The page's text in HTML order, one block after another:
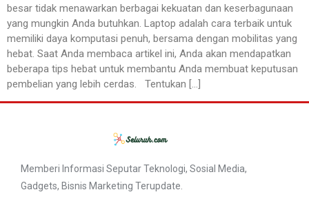
besar tidak menawarkan berbagai kekuatan dan keserbagunaan
yang mungkin Anda butuhkan. Laptop adalah cara terbaik untuk
memiliki daya komputasi penuh, bersama dengan mobilitas yang
hebat. Saat Anda membaca artikel ini, Anda akan mendapatkan
beberapa tips hebat untuk membantu Anda membuat keputusan
pembelian yang lebih cerdas. Tentukan […]
Memberi Informasi Seputar Teknologi, Sosial Media,
Gadgets, Bisnis Marketing Terupdate.